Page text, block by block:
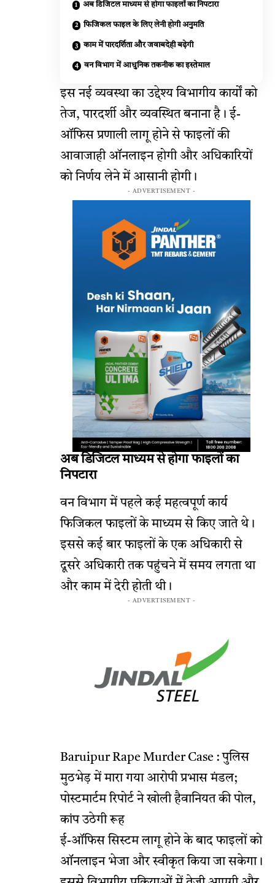
अब डिजिटल माध्यम से होगा फाइलों का निपटारा
फिजिकल फाइल के लिए लेनी होगी अनुमति
काम में पारदर्शिता और जवाबदेही बढ़ेगी
वन विभाग में आधुनिक तकनीक का इस्तेमाल
इस नई व्यवस्था का उद्देश्य विभागीय कार्यों को
तेज, पारदर्शी और व्यवस्थित बनाना है। ई-
ऑफिस प्रणाली लागू होने से फाइलों की
आवाजाही ऑनलाइन होगी और अधिकारियों
को निर्णय लेने में आसानी होगी।
- ADVERTISEMENT -
अब डिजिटल माध्यम से होगा फाइलों का
निपटारा
वन विभाग में पहले कई महत्वपूर्ण कार्य
फिजिकल फाइलों के माध्यम से किए जाते थे।
इससे कई बार फाइलों के एक अधिकारी से
दूसरे अधिकारी तक पहुंचने में समय लगता था
और काम में देरी होती थी।
- ADVERTISEMENT -
Baruipur Rape Murder Case : पुलिस
मुठभेड़ में मारा गया आरोपी प्रभास मंडल;
पोस्टमार्टम रिपोर्ट ने खोली हैवानियत की पोल,
कांप उठेगी रूह
ई-ऑफिस सिस्टम लागू होने के बाद फाइलों को
ऑनलाइन भेजा और स्वीकृत किया जा सकेगा।